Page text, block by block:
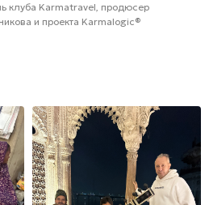
клуба Karmatravel, продюсер
и проекта Karmalogic®